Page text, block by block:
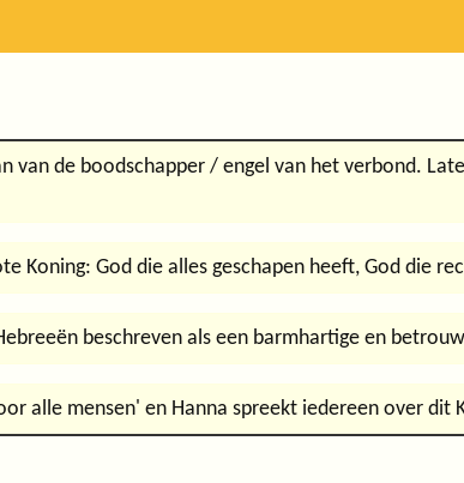
van de boodschapper / engel van het verbond.
Koning: God die alles geschapen heeft, God die
beschreven als een barmhartige en
alle mensen' en Hanna spreekt iedereen over dit